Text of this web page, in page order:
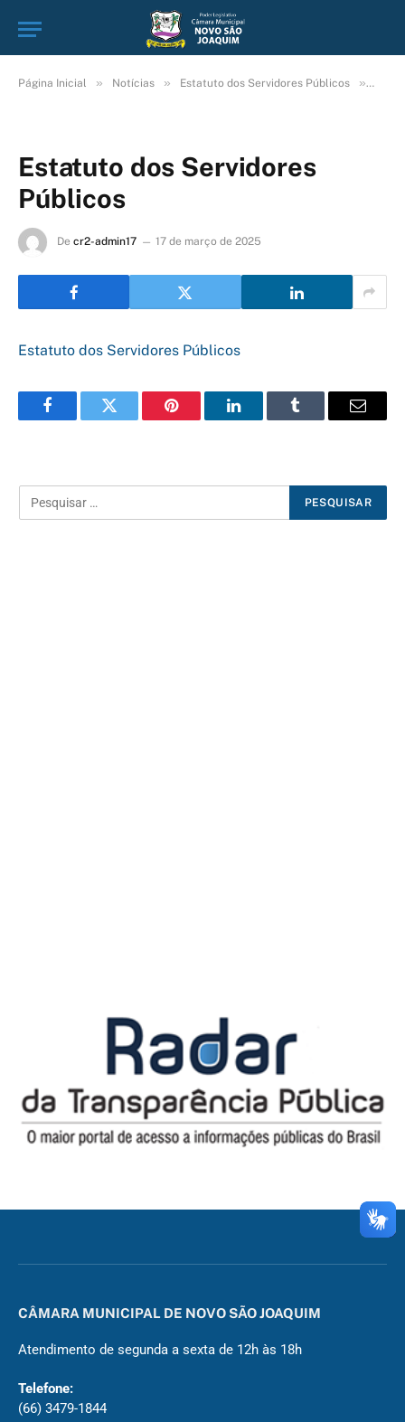
Página Inicial » Notícias » Estatuto dos Servidores Públicos »
Estatuto dos Servidores
Públicos
De cr2-admin17 17 de março de 2025
Estatuto dos Servidores Públicos
FacebookTwitter Pinterest LinkedInTumblr
E-
CÂMARA MUNICIPAL DE NOVO SÃO JOAQUIM
Atendimento de segunda a sexta de 12h às 18h
Telefone:
(66) 3479-1844